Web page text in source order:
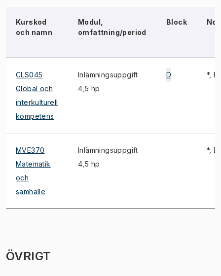
Kurskod
och namn
Modul,
omfattning/period
Block Not
CLS045
Global och
interkulturell
kompetens
Inlämningsuppgift
4,5 hp
D *,
MVE370
Matematik
och
samhälle
Inlämningsuppgift
4,5 hp
*,
ÖVRIGT